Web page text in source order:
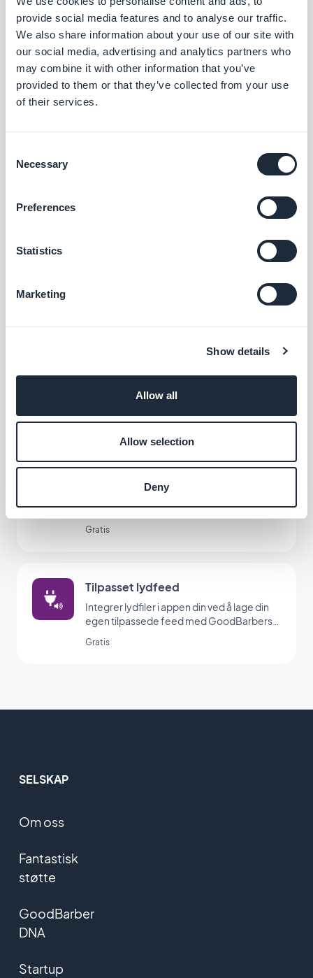
provide social media features and to analyse our traffic.
We also share information about your use of our site with
our social media, advertising and analytics partners who
may combine it with other information that you’ve
provided to them or that they’ve collected from your use
of their services.
Selection
Necessary
Preferences
Statistics
Marketing
Show details
Allow all
Allow selection
Deny
Vimeo
Vis automatisk innholdet du legger ut på
Vimeo i GoodBarber-appen med vår
Vimeo-integrasjon, slik at du kan
synkronisere innleggene dine i sanntid.
Publiser automatisk innhold fra YouTube-
egen egendefinerte feed med
Gratis
Del eksternt innhold ved å opprette din
egen egendefinerte feed med
GoodBarbers egendefinerte integrasjon.
Gratis
Tilpasset lydfeed
Integrer lydfiler i appen din ved å lage din
egen tilpassede feed med GoodBarbers
Gratis
SELSKAP
Om oss
Fantastisk
støtte
GoodBarber
DNA
Startup